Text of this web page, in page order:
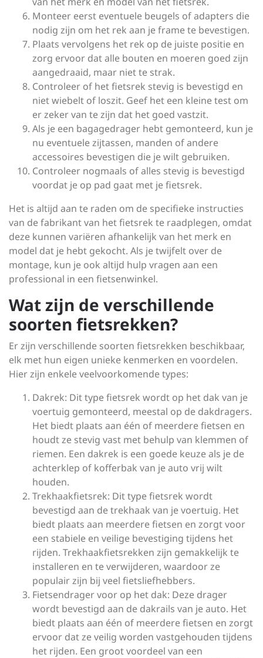
Monteer eerst eventuele beugels of adapters die
nodig zijn om het rek aan je frame te bevestigen.
Plaats vervolgens het rek op de juiste positie en
zorg ervoor dat alle bouten en moeren goed zijn
aangedraaid, maar niet te strak.
Controleer of het fietsrek stevig is bevestigd en
niet wiebelt of loszit. Geef het een kleine test om
er zeker van te zijn dat het goed vastzit.
Als je een bagagedrager hebt gemonteerd, kun je
nu eventuele zijtassen, manden of andere
accessoires bevestigen die je wilt gebruiken.
Controleer nogmaals of alles stevig is bevestigd
voordat je op pad gaat met je fietsrek.
Het is altijd aan te raden om de specifieke instructies
van de fabrikant van het fietsrek te raadplegen, omdat
deze kunnen variëren afhankelijk van het merk en
model dat je hebt gekocht. Als je twijfelt over de
montage, kun je ook altijd hulp vragen aan een
professional in een fietsenwinkel.
Wat zijn de verschillende
soorten fietsrekken?
Er zijn verschillende soorten fietsrekken beschikbaar,
elk met hun eigen unieke kenmerken en voordelen.
Hier zijn enkele veelvoorkomende types:
Dakrek: Dit type fietsrek wordt op het dak van je
voertuig gemonteerd, meestal op de dakdragers.
Het biedt plaats aan één of meerdere fietsen en
houdt ze stevig vast met behulp van klemmen of
riemen. Een dakrek is een goede keuze als je de
achterklep of kofferbak van je auto vrij wilt
houden.
Trekhaakfietsrek: Dit type fietsrek wordt
bevestigd aan de trekhaak van je voertuig. Het
biedt plaats aan meerdere fietsen en zorgt voor
een stabiele en veilige bevestiging tijdens het
rijden. Trekhaakfietsrekken zijn gemakkelijk te
installeren en te verwijderen, waardoor ze
populair zijn bij veel fietsliefhebbers.
Fietsendrager voor op het dak: Deze drager
wordt bevestigd aan de dakrails van je auto. Het
biedt plaats aan één of meerdere fietsen en zorgt
ervoor dat ze veilig worden vastgehouden tijdens
het rijden. Een groot voordeel van een